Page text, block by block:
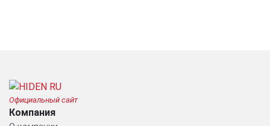
Официальный сайт
Компания